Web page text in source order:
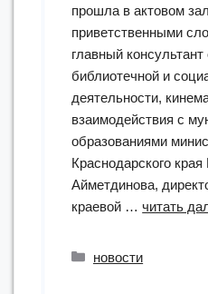
прошла в актовом
приветственными
главный
библиотечной и
деятельности,
взаимодействия с
образованиями
Краснодарского края
Айметдинова,
краевой …читать
Рубрики
новости